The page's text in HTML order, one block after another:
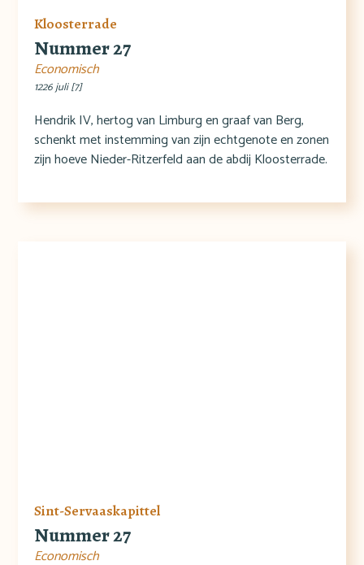
Kloosterrade
Nummer 27
Economisch
1226 juli [7]
Hendrik IV, hertog van Limburg en graaf van Berg,
schenkt met instemming van zijn echtgenote en zonen
zijn hoeve Nieder-Ritzerfeld aan de abdij Kloosterrade.
Sint-Servaaskapittel
Nummer 27
Economisch